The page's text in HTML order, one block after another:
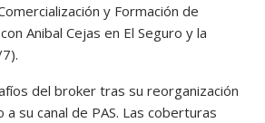
y Formación de
Anibal Cejas en El Seguro y la
del broker tras su reorganización
a su canal de PAS. Las coberturas